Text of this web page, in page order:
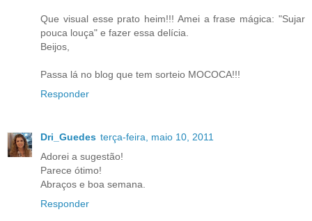
Que visual esse prato heim!!! Amei a frase mágica: "Sujar
pouca louça" e fazer essa delícia.
Beijos,
Passa lá no blog que tem sorteio MOCOCA!!!
Responder
Dri_Guedes terça-feira, maio 10, 2011
Adorei a sugestão!
Parece ótimo!
Abraços e boa semana.
Responder